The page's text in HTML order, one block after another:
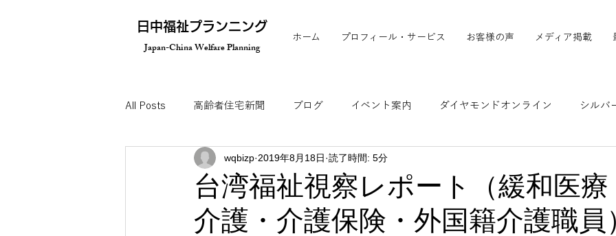
​日中福祉プランニング
Japan-China Welfare Planning
ホーム プロフィール・サービス お客様の声 メディア掲載
All Posts 高齢者住宅新聞 ブログ イベント案内 ダイヤモンドオンライン シルバ
オンラインセミナー メディア掲載実績 シルバー新報
視察ツアーのご案内
台湾福祉視察レポート（緩和医療
介護・介護保険・外国籍介護職員
wqbizp 2019年8月18日 読了時間: 5分